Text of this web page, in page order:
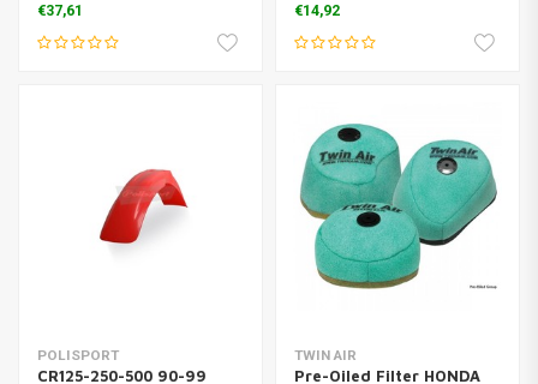
€37,61 €14,92
POLISPORT
CR125-250-500 90-99
TWIN AIR
Pre-Oiled Filter HONDA